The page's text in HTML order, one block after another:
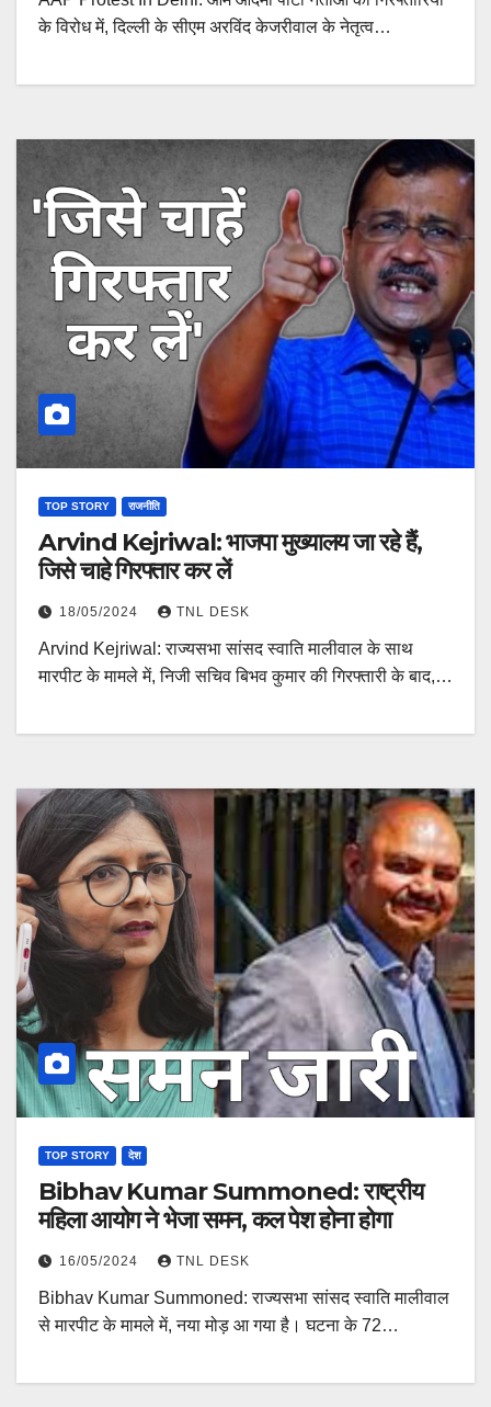
के विरोध में, दिल्ली के सीएम अरविंद केजरीवाल के नेतृत्व…
TOP STORY राजनीति
Arvind Kejriwal: भाजपा मुख्यालय जा रहे हैं,
जिसे चाहे गिरफ्तार कर लें
18/05/2024 TNL DESK
Arvind Kejriwal: राज्यसभा सांसद स्वाति मालीवाल के साथ
मारपीट के मामले में, निजी सचिव बिभव कुमार की गिरफ्तारी के बाद,…
TOP STORY देश
Bibhav Kumar Summoned: राष्ट्रीय
महिला आयोग ने भेजा समन, कल पेश होना होगा
16/05/2024 TNL DESK
Bibhav Kumar Summoned: राज्यसभा सांसद स्वाति मालीवाल
से मारपीट के मामले में, नया मोड़ आ गया है। घटना के 72…